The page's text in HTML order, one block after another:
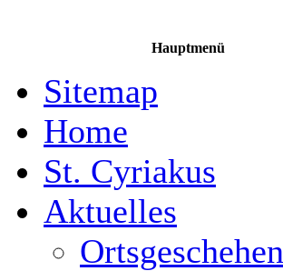
Hauptmenü
Sitemap
Home
St. Cyriakus
Aktuelles
Ortsgeschehen